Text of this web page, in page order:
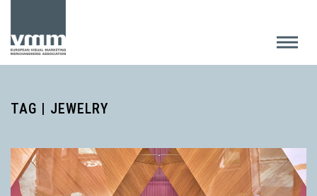
TAG | JEWELRY